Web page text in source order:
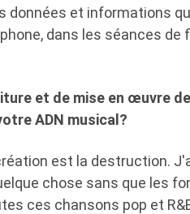
données et informations
dans les séances de
et de mise en œuvre
ADN musical?
est la destruction.
chose sans que les
ces chansons pop et